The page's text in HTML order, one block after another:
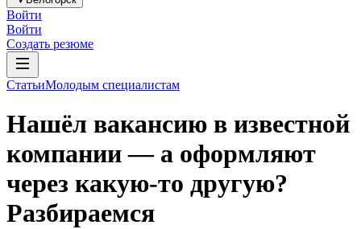
Войти
Войти
Создать резюме
СтатьиМолодым специалистам
Нашёл вакансию в известной
компании — а оформляют
через какую-то другую?
Разбираемся